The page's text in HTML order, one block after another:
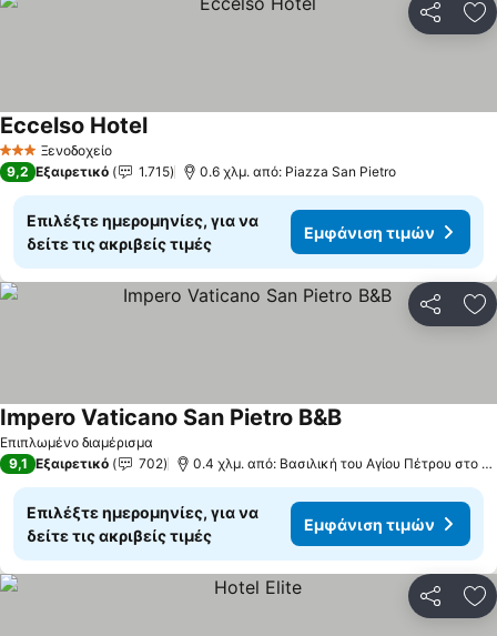
3 ΑστέριαΞενοδοχείο
Eccelso Hotel
9,2 Εξαιρετικό 1.715 0.6 χλμ. από: Piazza San Pietro
Επιλέξτε ημερομηνίες, για να
δείτε τις ακριβείς τιμές
Εμφάνιση τιμών
Επιπλωμένο διαμέρισμα
Impero Vaticano San Pietro B&B
9,1 Εξαιρετικό 702 0.4 χλμ. από: Βασιλική του Αγίου Πέτρου στο Βατικανό
Επιλέξτε ημερομηνίες, για να
δείτε τις ακριβείς τιμές
Εμφάνιση τιμών